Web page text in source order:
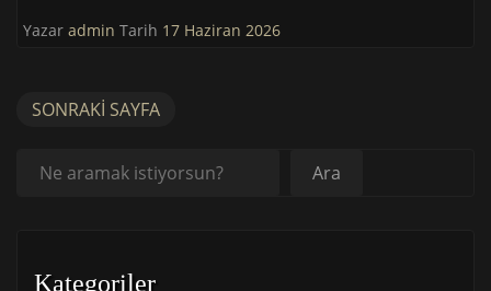
Yazar admin Tarih 17 Haziran 2026
SONRAKI SAYFA
Ara Ara
Kategoriler